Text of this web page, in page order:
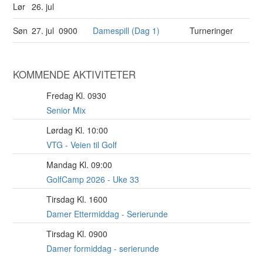
Lør 26. jul
Søn 27. jul 0900 Damespill (Dag 1) Turneringer
KOMMENDE AKTIVITETER
Fredag Kl. 0930
Senior Mix
Lørdag Kl. 10:00
VTG - Veien til Golf
Mandag Kl. 09:00
GolfCamp 2026 - Uke 33
Tirsdag Kl. 1600
Damer Ettermiddag - Serierunde
Tirsdag Kl. 0900
Damer formiddag - serierunde